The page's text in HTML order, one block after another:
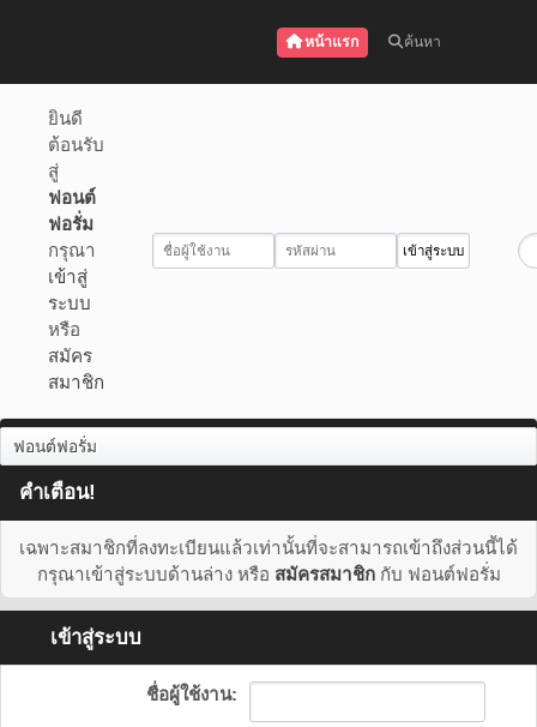
หน้าแรก ค้นหา
ยินดี
ต้อนรับ
สู่
ฟอนต์
ฟอรั่ม
กรุณา
เข้าสู่
ระบบ
หรือ
สมัคร
สมาชิก
ฟอนต์ฟอรั่ม
คำเตือน!
เฉพาะสมาชิกที่ลงทะเบียนแล้วเท่านั้นที่จะสามารถเข้าถึงส่วนนี้ได้
กรุณาเข้าสู่ระบบด้านล่าง หรือ สมัครสมาชิกกับ ฟอนต์ฟอรั่ม
เข้าสู่ระบบ
ชื่อผู้ใช้งาน: